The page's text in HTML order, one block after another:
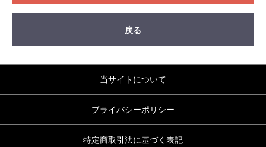
戻る
当サイトについて
プライバシーポリシー
特定商取引法に基づく表記